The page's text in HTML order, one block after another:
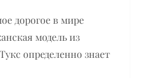
дорогое в мире
модель из
определенно знает